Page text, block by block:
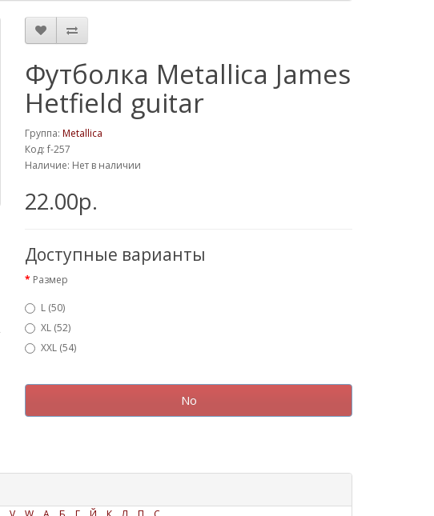
Футболка Metallica James
Hetfield guitar
Группа:Metallica
Код: f-257
Наличие: Нет в наличии
22.00р.
Доступные варианты
Размер
L (50)
XL (52)
XXL (54)
No